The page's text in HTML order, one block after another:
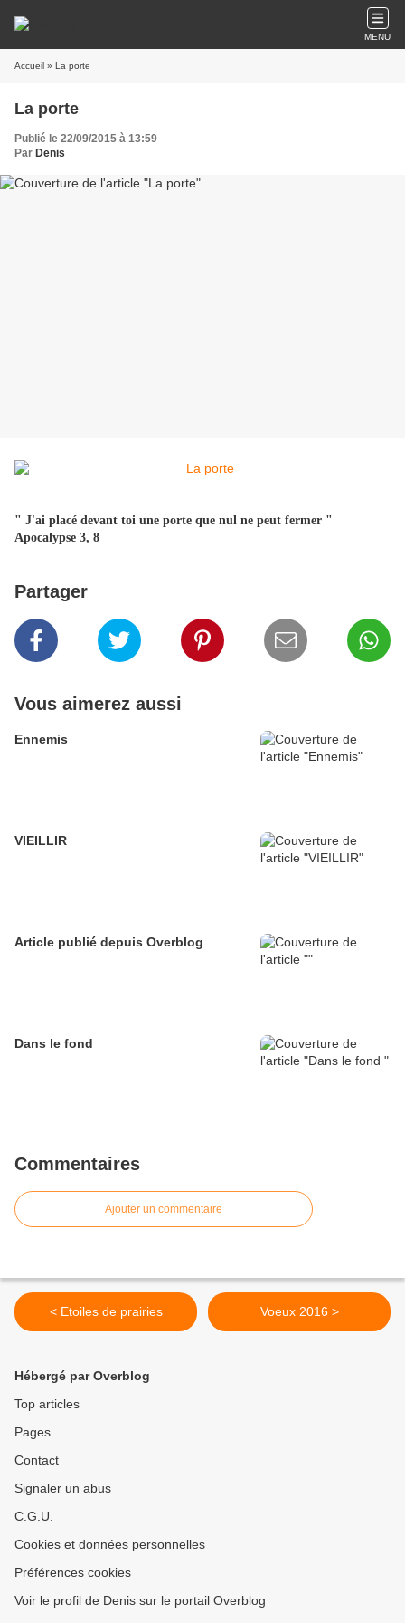
MENU
Accueil » La porte
La porte
Publié le 22/09/2015 à 13:59
Par Denis
" J'ai placé devant toi une porte que nul ne peut fermer "
Apocalypse 3, 8
Partager
Vous aimerez aussi
Ennemis
VIEILLIR
Article publié depuis Overblog
Dans le fond
Commentaires
Ajouter un commentaire
< Etoiles de prairies Voeux 2016 >
Hébergé par Overblog
Top articles
Pages
Contact
Signaler un abus
C.G.U.
Cookies et données personnelles
Préférences cookies
Voir le profil de Denis sur le portail Overblog